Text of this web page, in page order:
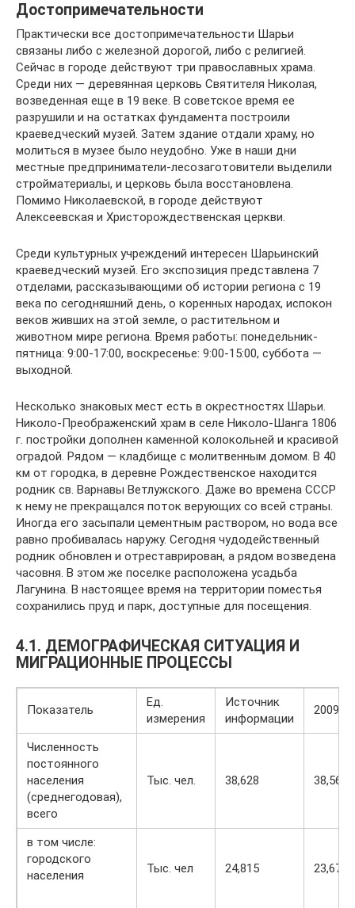
Достопримечательности
Практически все достопримечательности Шарьи
связаны либо с железной дорогой, либо с религией.
Сейчас в городе действуют три православных храма.
Среди них — деревянная церковь Святителя Николая,
возведенная еще в 19 веке. В советское время ее
разрушили и на остатках фундамента построили
краеведческий музей. Затем здание отдали храму, но
молиться в музее было неудобно. Уже в наши дни
местные предприниматели-лесозаготовители выделили
стройматериалы, и церковь была восстановлена.
Помимо Николаевской, в городе действуют
Алексеевская и Христорождественская церкви.
Среди культурных учреждений интересен Шарьинский
краеведческий музей. Его экспозиция представлена 7
отделами, рассказывающими об истории региона с 19
века по сегодняшний день, о коренных народах, испокон
веков живших на этой земле, о растительном и
животном мире региона. Время работы: понедельник-
пятница: 9:00-17:00, воскресенье: 9:00-15:00, суббота —
выходной.
Несколько знаковых мест есть в окрестностях Шарьи.
Николо-Преображенский храм в селе Николо-Шанга 1806
г. постройки дополнен каменной колокольней и красивой
оградой. Рядом — кладбище с молитвенным домом. В 40
км от городка, в деревне Рождественское находится
родник св. Варнавы Ветлужского. Даже во времена СССР
к нему не прекращался поток верующих со всей страны.
Иногда его засыпали цементным раствором, но вода все
равно пробивалась наружу. Сегодня чудодейственный
родник обновлен и отреставрирован, а рядом возведена
часовня. В этом же поселке расположена усадьба
Лагунина. В настоящее время на территории поместья
сохранились пруд и парк, доступные для посещения.
4.1. ДЕМОГРАФИЧЕСКАЯ СИТУАЦИЯ И
МИГРАЦИОННЫЕ ПРОЦЕССЫ
Показатель
Ед.
измерения
Источник
информации
2009
Численность
постоянного
населения
(среднегодовая),
всего
Тыс. чел. 38,628 38,568
в том числе:
городского
населения
Тыс. чел 24,815 23,673